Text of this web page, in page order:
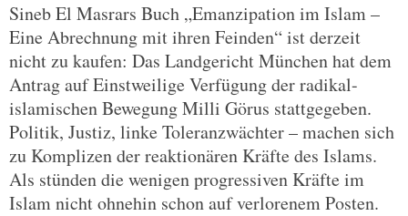
Sineb El Masrars Buch „Emanzipation im Islam –
Eine Abrechnung mit ihren Feinden“ ist derzeit
nicht zu kaufen: Das Landgericht München hat dem
Antrag auf Einstweilige Verfügung der radikal-
islamischen Bewegung Milli Görus stattgegeben.
Politik, Justiz, linke Toleranzwächter – machen sich
zu Komplizen der reaktionären Kräfte des Islams.
Als stünden die wenigen progressiven Kräfte im
Islam nicht ohnehin schon auf verlorenem Posten.